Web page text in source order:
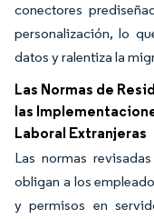
conectores
personalización, lo
datos y ralentiza la
Las Normas de
las
Laboral Extranjeras
Las normas
obligan a los
y permisos en